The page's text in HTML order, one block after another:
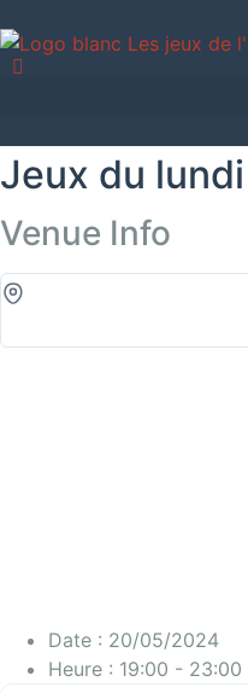
Jeux du lundi
Venue Info
Date : 20/05/2024
Heure : 19:00 - 23:00